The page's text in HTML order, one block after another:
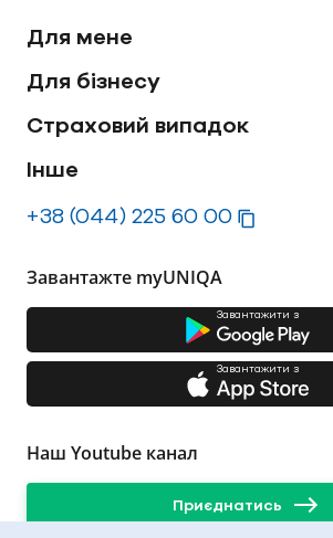
Для мене
Для бізнесу
Страховий випадок
Інше
+38 (044) 225 60 00
Завантажте myUNIQA
Завантажити з
Завантажити з
Наш Youtube канал
Приєднатись